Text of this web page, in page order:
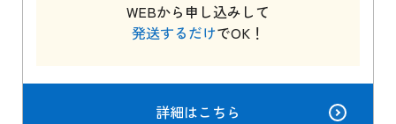
WEBから申し込みして
発送するだけでOK！
詳細はこちら